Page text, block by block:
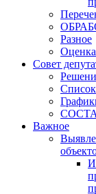
Разное
Совет
Список
Важное